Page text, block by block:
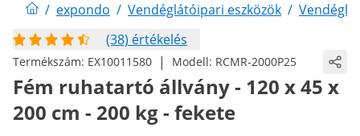
/ expondo / Vendéglátóipari eszközök /
(38) értékelés
Termékszám: EX10011580 | Modell: RCMR-2000P25
Fém ruhatartó állvány - 120 x 45 x
200 cm - 200 kg - fekete